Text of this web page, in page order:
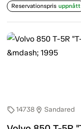
Reservationspris uppnått
sell14738 location_on Sandared